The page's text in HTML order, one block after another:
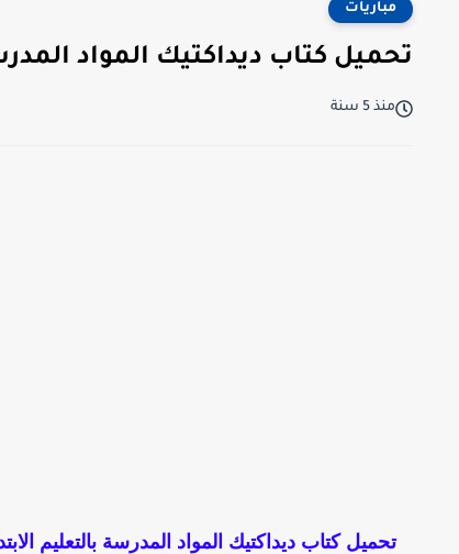
مباريات
تحميل كتاب ديداكتيك المواد
منذ 5 سنة
تحميل كتاب ديداكتيك المواد المدرسة بالتعليم